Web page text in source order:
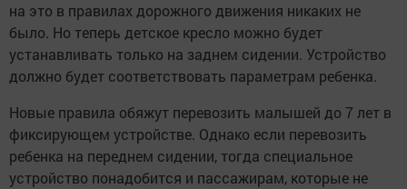
на это в правилах дорожного движения никаких не
было. Но теперь детское кресло можно будет
устанавливать только на заднем сидении. Устройство
должно будет соответствовать параметрам ребенка.
Новые правила обяжут перевозить малышей до 7 лет в
фиксирующем устройстве. Однако если перевозить
ребенка на переднем сидении, тогда специальное
устройство понадобится и пассажирам, которые не